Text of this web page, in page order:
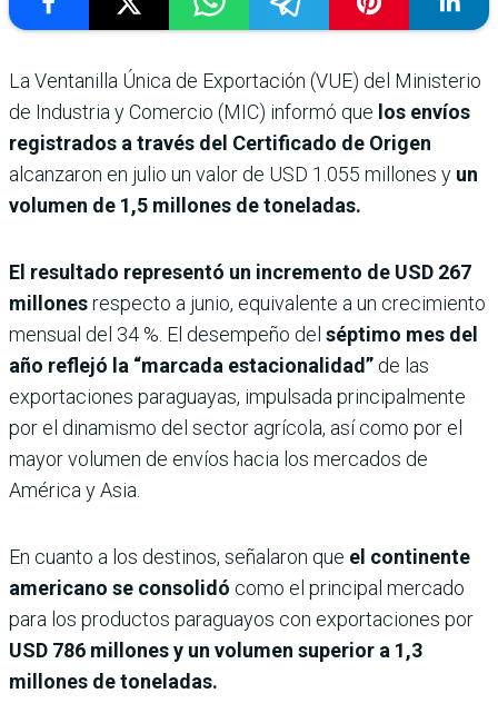
La Ventanilla Única de Exportación (VUE) del Ministerio
de Industria y Comercio (MIC) informó que los envíos
registrados a través del Certificado de Origen
alcanzaron en julio un valor de USD 1.055 millones y un
volumen de 1,5 millones de toneladas.
El resultado representó un incremento de USD 267
millonesrespecto a junio, equivalente a un crecimiento
mensual del 34 %. El desempeño del séptimo mes del
año reflejó la “marcada estacionalidad” de las
exportaciones paraguayas, impulsada principalmente
por el dinamismo del sector agrícola, así como por el
mayor volumen de envíos hacia los mercados de
América y Asia.
En cuanto a los destinos, señalaron que el continente
americano se consolidó como el principal mercado
para los productos paraguayos con exportaciones por
USD 786 millones y un volumen superior a 1,3
millones de toneladas.